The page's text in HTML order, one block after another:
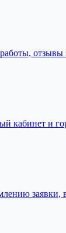
кабинет и